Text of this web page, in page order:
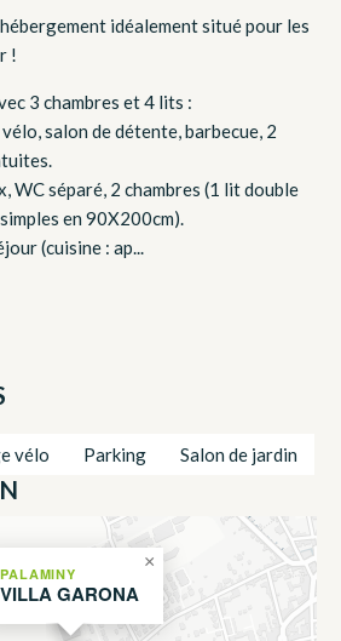
idéalement situé pour les
!
3 chambres et 4 lits :
salon de détente, barbecue, 2
WC séparé, 2 chambres (1 lit double
en 90X200cm).
(cuisine : ap...
vélo Parking Salon de jardin
PALAMINY
VILLA GARONA
×